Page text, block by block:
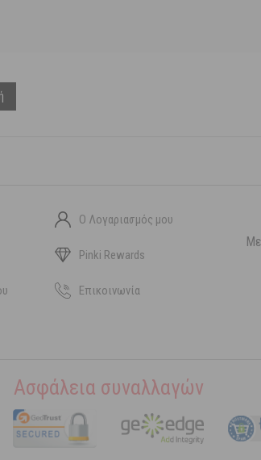
Ο Λογαριασμός μου
Pinki Rewards
Επικοινωνία
Ασφάλεια συναλλαγών